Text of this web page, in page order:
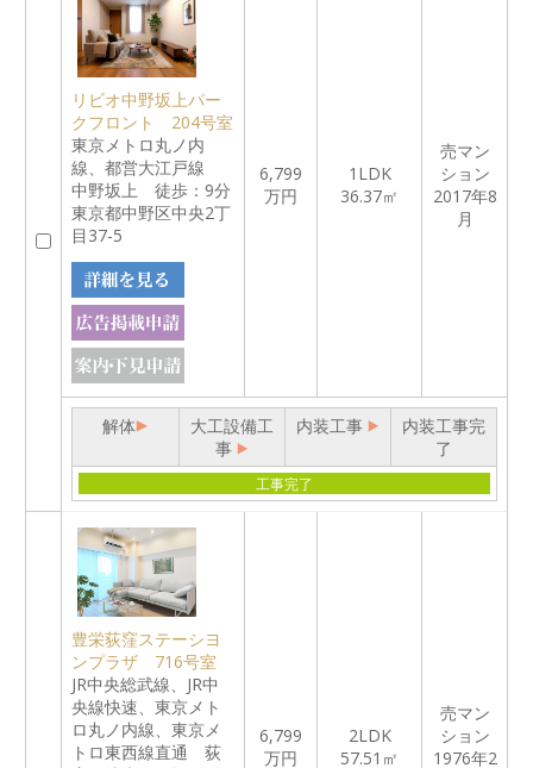
リビオ中野坂上パー
クフロント 204号室
東京メトロ丸ノ内
線、都営大江戸線
中野坂上 徒歩：9分
東京都中野区中央2丁
目37-5
6,799
万円
1LDK
36.37㎡
売マン
ション
2017年8
月
解体
大工設備工
事
内装工事
内装工事完
了
工事完了
豊栄荻窪ステーシヨ
ンプラザ 716号室
JR中央総武線、JR中
央線快速、東京メト
ロ丸ノ内線、東京メ
トロ東西線直通 荻
6,799
万円
2LDK
57.51㎡
売マン
ション
1976年2